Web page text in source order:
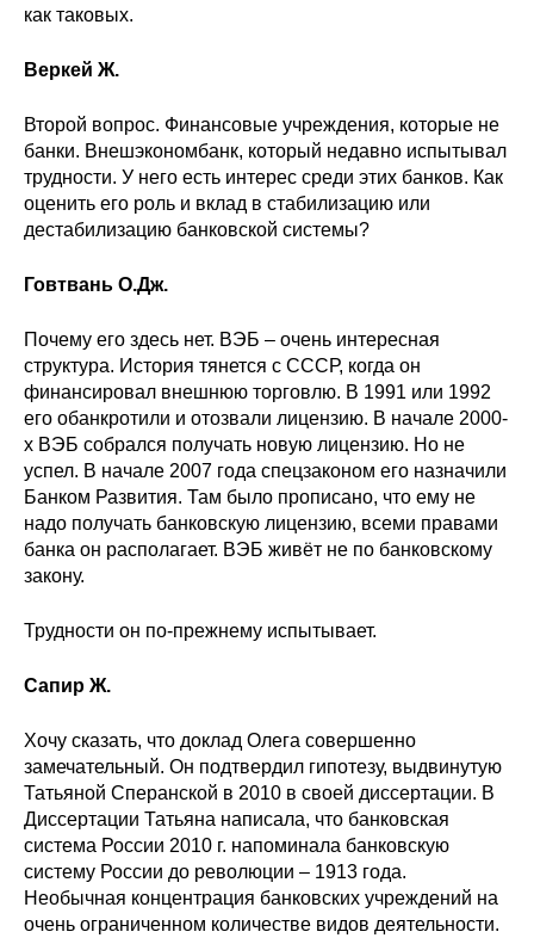
как таковых.
Веркей Ж.
Второй вопрос. Финансовые учреждения, которые не
банки. Внешэкономбанк, который недавно испытывал
трудности. У него есть интерес среди этих банков. Как
оценить его роль и вклад в стабилизацию или
дестабилизацию банковской системы?
Говтвань О.Дж.
Почему его здесь нет. ВЭБ – очень интересная
структура. История тянется с СССР, когда он
финансировал внешнюю торговлю. В 1991 или 1992
его обанкротили и отозвали лицензию. В начале 2000-
х ВЭБ собрался получать новую лицензию. Но не
успел. В начале 2007 года спецзаконом его назначили
Банком Развития. Там было прописано, что ему не
надо получать банковскую лицензию, всеми правами
банка он располагает. ВЭБ живёт не по банковскому
закону.
Трудности он по-прежнему испытывает.
Сапир Ж.
Хочу сказать, что доклад Олега совершенно
замечательный. Он подтвердил гипотезу, выдвинутую
Татьяной Сперанской в 2010 в своей диссертации. В
Диссертации Татьяна написала, что банковская
система России 2010 г. напоминала банковскую
систему России до революции – 1913 года.
Необычная концентрация банковских учреждений на
очень ограниченном количестве видов деятельности.